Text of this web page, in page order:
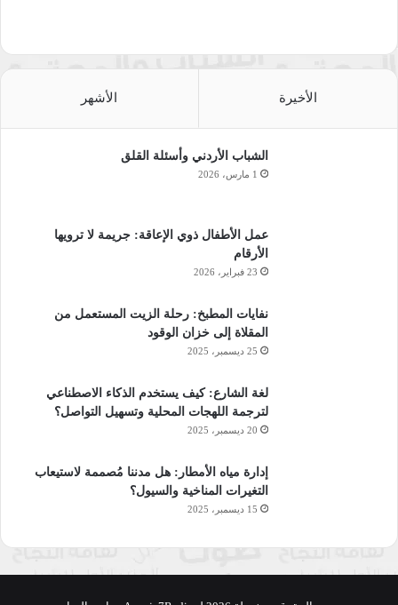
الأخيرة الأشهر
الشباب الأردني وأسئلة القلق
1 مارس، 2026
عمل الأطفال ذوي الإعاقة: جريمة لا ترويها
الأرقام
23 فبراير، 2026
نفايات المطبخ: رحلة الزيت المستعمل من
المقلاة إلى خزان الوقود
25 ديسمبر، 2025
لغة الشارع: كيف يستخدم الذكاء الاصطناعي
لترجمة اللهجات المحلية وتسهيل التواصل؟
20 ديسمبر، 2025
إدارة مياه الأمطار: هل مدننا مُصممة لاستيعاب
التغيرات المناخية والسيول؟
15 ديسمبر، 2025